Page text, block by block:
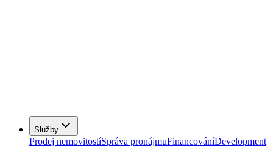
Služby
Prodej nemovitostíSpráva pronájmuFinancováníDevelopment